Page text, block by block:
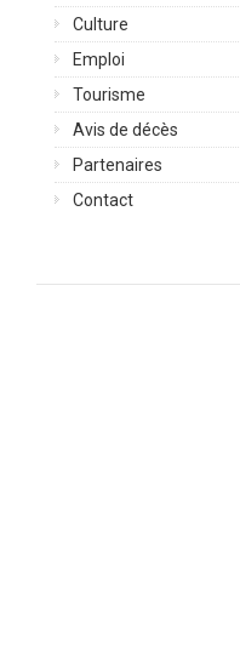
Culture
Emploi
Tourisme
Avis de décès
Partenaires
Contact